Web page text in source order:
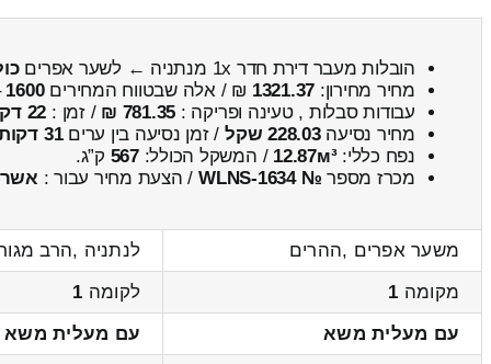
הובלות מעבר דירת חדר 1x מנתניה ← לשער אפרים
מחיר מחירון: 1321.37 ₪ / אלה שבטווח המחירים1600
עבודות סבלות , טעינה ופריקה : 781.35 ₪ / זמן : 22 דקות 51 שניות
מחיר נסיעה228.03 שקל / זמן נסיעה בין ערים31 דקות
נפח כללי:12.87м³ / המשקל הכולל:567 ק”ג.
מכרז מספר № WLNS-1634 / הצעת מחיר עבור :
משער אפרים ,ההרים
לנתניה ,הרב
מקומה 1 לקומה 1
עם מעלית משא
עם מעלית משא